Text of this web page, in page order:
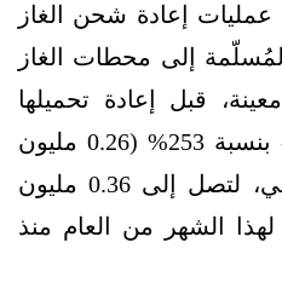
إعادة شحن الغاز
إلى محطات الغاز
قبل إعادة تحميلها
على سفينة أخرى لاحقًا- بنسبة 253% (0.26 مليون
طن) خلال الشهر الماضي، لتصل إلى 0.36 مليون
الشهر من العام منذ